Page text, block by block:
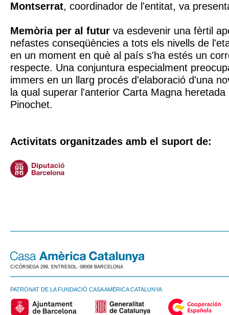
Montserrat, coordinador de l'entitat, va
Memòria per al futur va esdevenir una fèrtil
nefastes conseqüències a tots els nivells de
en un moment en què al país s'ha estés un
respecte. Una conjuntura especialment
immers en un llarg procés d'elaboració d'una
la qual superar l'anterior Carta Magna
Pinochet.
Activitats organitzades amb el suport de:
C/CÒRSEGA 299, ENTRESOL. 08008 BARCELONA
PATRONAT DE LA FUNDACIÓ CASA AMÈRICA CATALUNYA